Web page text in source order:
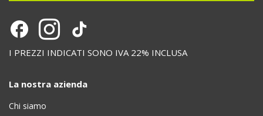
I PREZZI INDICATI SONO IVA 22% INCLUSA
La nostra azienda
Chi siamo